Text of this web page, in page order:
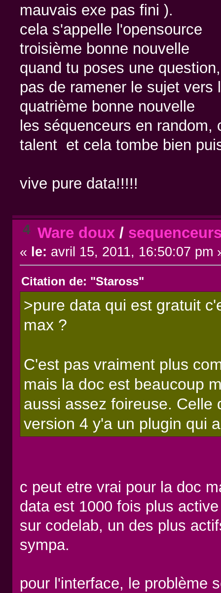
mauvais exe pas fini ).
cela s'appelle l'opensource
troisième bonne nouvelle
quand tu poses une
pas de ramener le sujet vers
quatrième bonne nouvelle
les séquenceurs en
talent et cela tombe bien
vive pure data!!!!!
4 Ware doux/
« le: avril 15, 2011, 16:50:07 pm
Citation de: "Staross"
>pure data qui est gratuit
max ?
C'est pas vraiment plus
mais la doc est beaucoup
aussi assez foireuse. Celle
version 4 y'a un plugin qui
c peut etre vrai pour la doc
data est 1000 fois plus active
sur codelab, un des plus
sympa.
pour l'interface, le problème